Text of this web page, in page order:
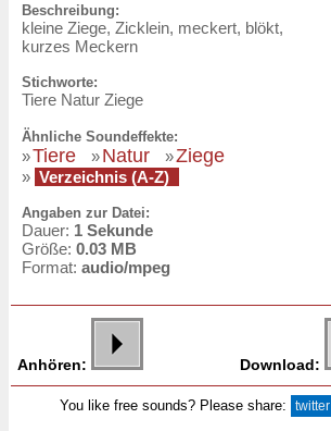
Beschreibung:
kleine Ziege, Zicklein, meckert, blökt,
kurzes Meckern
Stichworte:
Tiere Natur Ziege
Ähnliche Soundeffekte:
»Tiere »Natur »Ziege
» Verzeichnis (A-Z)
Angaben zur Datei:
Dauer: 1 Sekunde
Größe: 0.03 MB
Format: audio/mpeg
Anhören: Download:
You like free sounds? Please share: twitter